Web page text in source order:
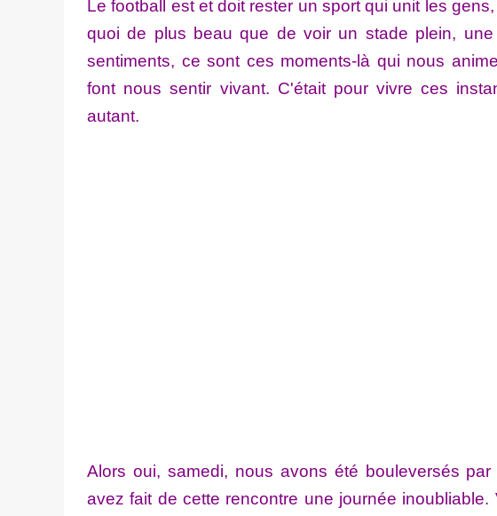
Le football est et doit rester un sport qui unit les
quoi de plus beau que de voir un stade plein,
sentiments, ce sont ces moments-là qui nous
font nous sentir vivant. C'était pour vivre ces
autant.
Alors oui, samedi, nous avons été bouleversés
avez fait de cette rencontre une journée